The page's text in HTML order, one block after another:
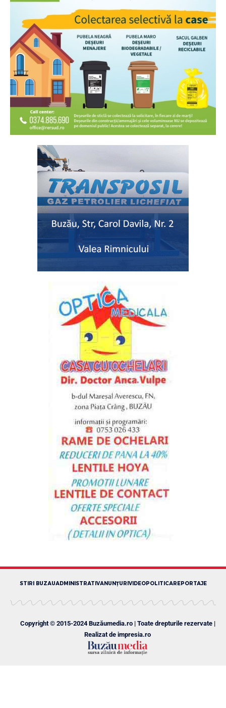
STIRI BUZAUADMINISTRATIVANUNȚURIVIDEOPOLITICAREPORTAJE
Copyright © 2015-2024 Buzăumedia.ro | Toate drepturile rezervate |
Realizat de impresia.ro